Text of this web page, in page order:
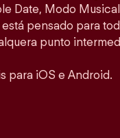
Date, Modo
pensado para
punto
para iOS e Android.